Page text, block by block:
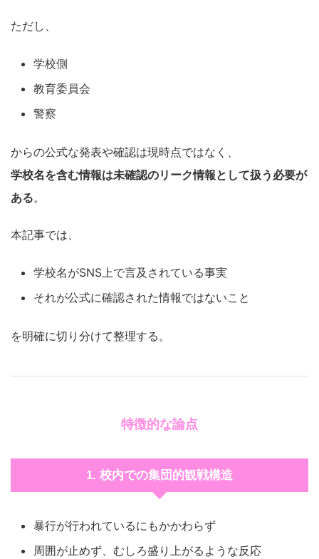
ただし、
学校側
教育委員会
警察
からの公式な発表や確認は現時点ではなく、
学校名を含む情報は未確認のリーク情報として扱う必要が
ある。
本記事では、
学校名がSNS上で言及されている事実
それが公式に確認された情報ではないこと
を明確に切り分けて整理する。
特徴的な論点
1. 校内での集団的観戦構造
暴行が行われているにもかかわらず
周囲が止めず、むしろ盛り上がるような反応